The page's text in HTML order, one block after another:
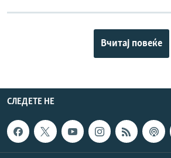
Вчитај повеќе
СЛЕДЕТЕ НЕ